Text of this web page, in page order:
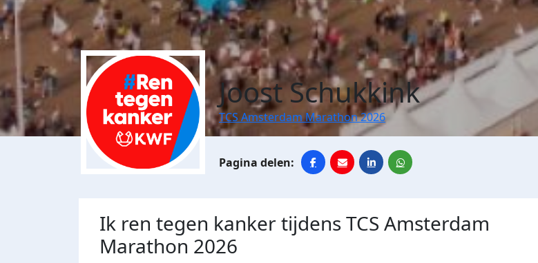
Joost Schukkink
TCS Amsterdam Marathon 2026
Ik ren tegen kanker tijdens TCS Amsterdam
Marathon 2026